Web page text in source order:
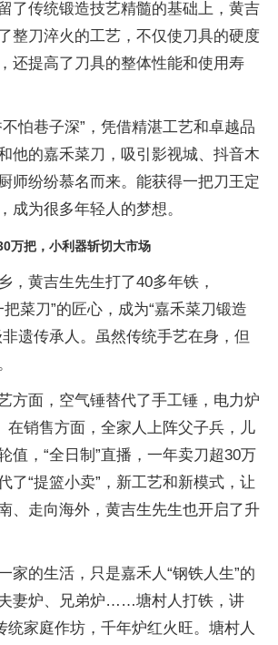
了传统锻造技艺精髓的基础上，黄吉
整刀淬火的工艺，不仅使刀具的硬度
还提高了 刀具的整体性能和使用寿
不怕巷子深”，凭借精湛工艺和卓越品
他的嘉禾菜刀，吸引影视城、抖音木
师纷纷慕名而来。能获得一把刀王定
成为很多年轻人的梦想。
万把，小利器斩切大市场
，黄吉生先生打了40多年铁，
把菜刀”的匠心，成为“嘉禾菜刀锻造
遗传承人。虽然传统手艺在身，但
方面，空气锤替代了手工锤，电力炉
在销售方面，全家人上阵父子兵，儿
值，“全日制”直播，一年卖刀超30万
了“提篮小卖”，新工艺和新模式，让
、走向海外，黄吉生先生也开启了升
家的生活，只是嘉禾人“钢铁人生”的
妻炉、兄弟炉……塘村人打铁，讲
统家庭作坊，千年炉红火旺。塘村人